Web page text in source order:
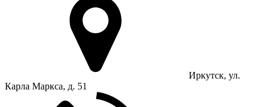
Иркутск, ул.
Карла Маркса, д. 51